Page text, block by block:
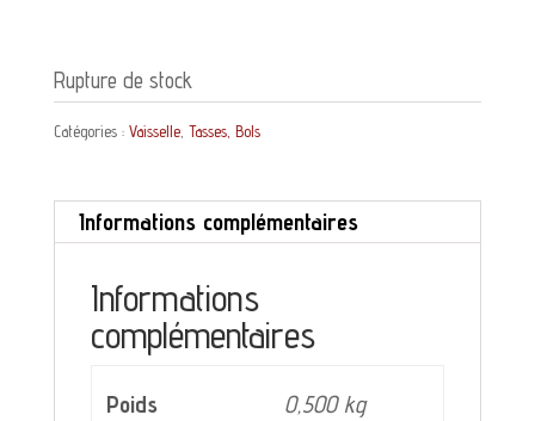
Rupture de stock
Catégories : Vaisselle, Tasses, Bols
Informations complémentaires
Informations
complémentaires
Poids 0,500 kg